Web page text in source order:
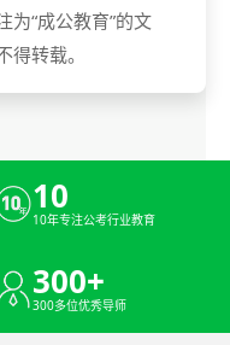
为“成公教育”的文
转载。
10
10年专注公考行业教育
300+
300多位优秀导师